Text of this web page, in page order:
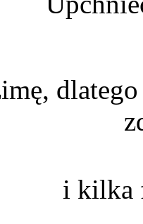
i kilka